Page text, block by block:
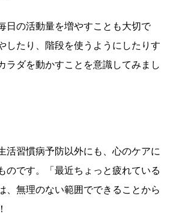
日の活動量を増やすことも大切で
したり、階段を使うようにしたりす
ラダを動かすことを意識してみまし
活習慣病予防以外にも、心のケアに
のです。「最近ちょっと疲れている
無理のない範囲でできることから